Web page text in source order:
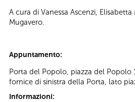
A cura di Vanessa Ascenzi,
Mugavero.
Appuntamento:
Porta del Popolo, piazza del Popolo
fornice di sinistra della Porta, lato
Informazioni: